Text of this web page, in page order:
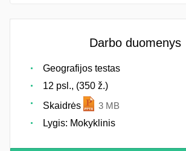
Darbo duomenys
Geografijos testas
12 psl., (350 ž.)
Skaidrės
3 MB
Lygis: Mokyklinis